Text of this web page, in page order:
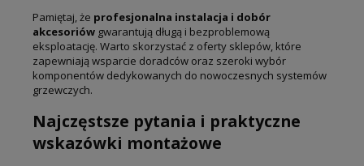
Pamiętaj, że profesjonalna instalacja i dobór
akcesoriów gwarantują długą i bezproblemową
eksploatację. Warto skorzystać z oferty sklepów, które
zapewniają wsparcie doradców oraz szeroki wybór
komponentów dedykowanych do nowoczesnych systemów
grzewczych.
Najczęstsze pytania i praktyczne
wskazówki montażowe